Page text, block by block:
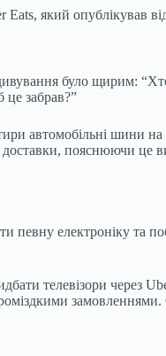
Eats, який опублікував
було щирим:
забрав?”
автомобільні шини
пояснюючи це
певну електроніку та
телевізори через